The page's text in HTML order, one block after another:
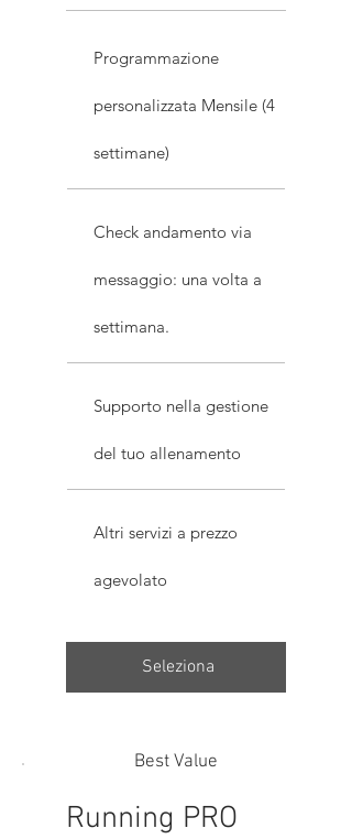
Seleziona
Programmazione
personalizzata Mensile (4
settimane)
Check andamento via
messaggio: una volta a
settimana.
Supporto nella gestione
del tuo allenamento
Altri servizi a prezzo
agevolato
Best Value
Running PRO